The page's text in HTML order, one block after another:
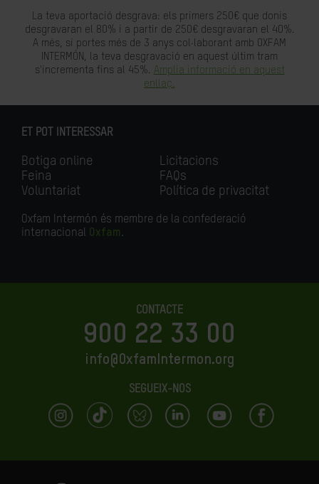
La teva aportació desgrava: els primers 250€ que donis
desgravaran el 80% i a partir de 250€ desgravaran el 40%.
A més, si portes més de 3 anys col·laborant amb OXFAM
INTERMÓN, la teva desgravació en aquest últim tram
s'incrementa fins al 45%. Amplia informació en aquest
enllaç.
ET POT INTERESSAR
Botiga online
Feina
Voluntariat
Licitacions
FAQs
Política de privacitat
Oxfam Intermón és membre de la confederació
internacional Oxfam.
CONTACTE
900 22 33 00
info@OxfamIntermon.org
SEGUEIX-NOS